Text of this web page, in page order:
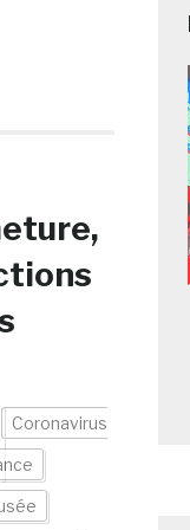
Coronavirus